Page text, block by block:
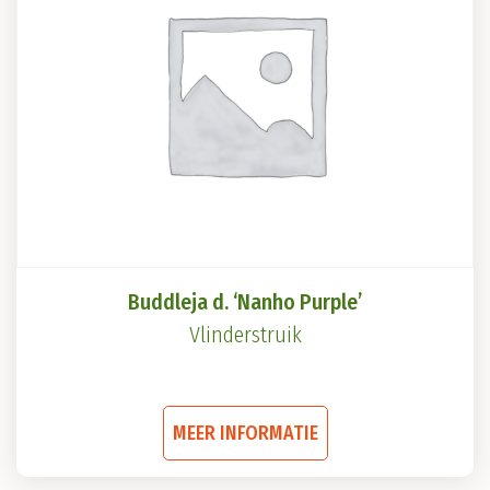
optie
kan
gekozen
op
Buddleja d. ‘Nanho Purple’
Vlinderstruik
MEER INFORMATIE
product